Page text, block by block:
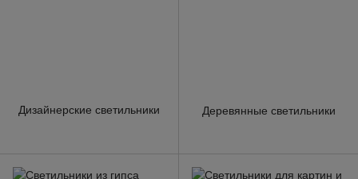
Дизайнерские светильники Деревянные светильники